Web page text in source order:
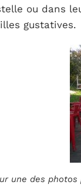
ou dans
gustatives.
une des